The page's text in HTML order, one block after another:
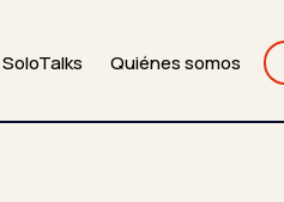
SoloTalks Quiénes somos